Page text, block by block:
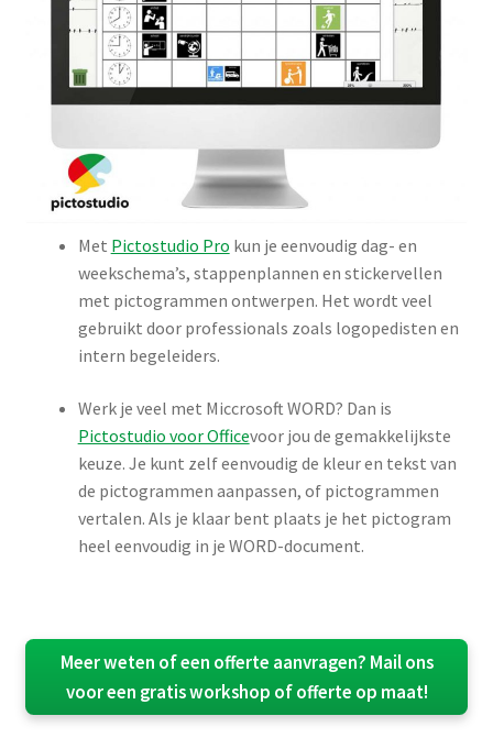
Met Pictostudio Pro kun je eenvoudig dag- en
weekschema’s, stappenplannen en stickervellen
met pictogrammen ontwerpen. Het wordt veel
gebruikt door professionals zoals logopedisten en
intern begeleiders.
Werk je veel met Miccrosoft WORD? Dan is
Pictostudio voor Officevoor jou de gemakkelijkste
keuze. Je kunt zelf eenvoudig de kleur en tekst van
de pictogrammen aanpassen, of pictogrammen
vertalen. Als je klaar bent plaats je het pictogram
heel eenvoudig in je WORD-document.
Meer weten of een offerte aanvragen? Mail ons
voor een gratis workshop of offerte op maat!